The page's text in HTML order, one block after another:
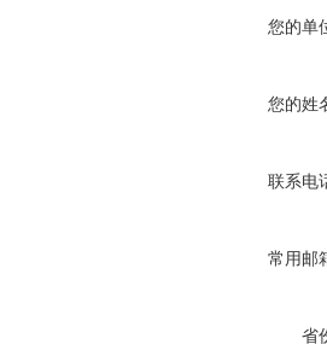
您的单
您的姓
联系电
常用邮
省